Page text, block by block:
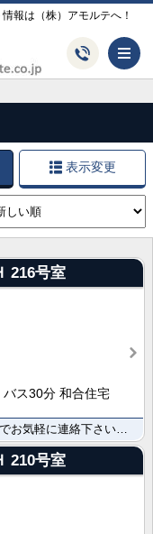
報は（株）アモルテへ！
表示変更
216号室
ス30分 和合住宅
当店で見学出来ます！ご都合に合わせますのでお気軽に連絡下さいご覧の物件の写真や詳細資料をはじめ、その･･･
210号室